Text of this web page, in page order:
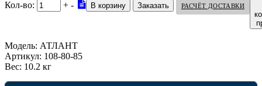
Кол-во:
+ - РАСЧЁТ ДОСТАВКИ
Модель: АТЛАНТ
Артикул: 108-80-85
Вес: 10.2 кг